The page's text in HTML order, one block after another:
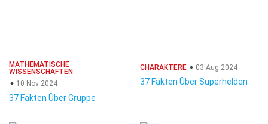
MATHEMATISCHE
WISSENSCHAFTEN
10 Nov 2024
37 Fakten Über Gruppe
CHARAKTERE 03 Aug 2024
37 Fakten Über Superhelden